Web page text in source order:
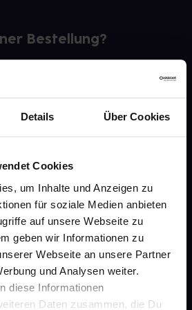
Details Über Cookies
Cookies
um Inhalte und Anzeigen zu
für soziale Medien anbieten
auf unsere Webseite zu
geben wir Informationen zu
Webseite an unsere Partner
und Analysen weiter.
diese Informationen
Daten zusammen, die Du
Bestellung?